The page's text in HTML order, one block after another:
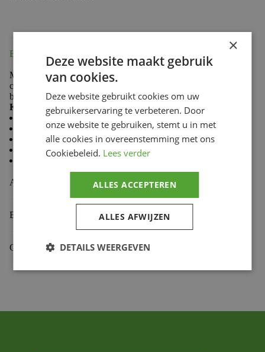
Beschrijving
Made from 100% cotton, Troy Lee Designs T-shirts
combine softness and durability to keep you comfortable
both on the trails and in the paddock.
Key features:
Casual style
Comfortable and durable fabric
Premium fit
Classic crew neck
Aanvullende informatie
Beoordelingen (0)
Gekoppelde Motoren
×
Deze website maakt gebruik
van cookies.
Deze website gebruikt cookies om uw
gebruikerservaring te verbeteren. Door
onze website te gebruiken, stemt u in met
alle cookies in overeenstemming met ons
Cookiebeleid. Lees verder
ALLES ACCEPTEREN
ALLES AFWIJZEN
DETAILS WEERGEVEN